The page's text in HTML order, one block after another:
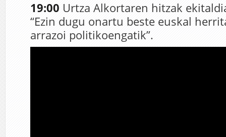
19:00 Urtza Alkortaren hitzak
“Ezin dugu onartu beste euskal
arrazoi politikoengatik”.